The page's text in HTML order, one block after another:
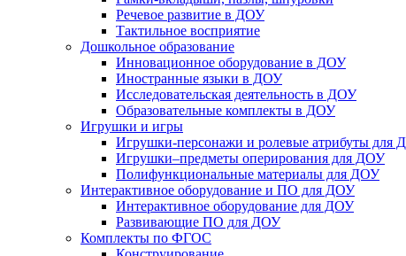
Речевое развитие в ДОУ
Тактильное восприятие
Дошкольное образование
Инновационное оборудование в ДОУ
Иностранные языки в ДОУ
Исследовательская деятельность в ДОУ
Образовательные комплекты в ДОУ
Игрушки и игры
Игрушки-персонажи и ролевые атрибуты для
Игрушки–предметы оперирования для ДОУ
Полифункциональные материалы для ДОУ
Интерактивное оборудование и ПО для ДОУ
Интерактивное оборудование для ДОУ
Развивающие ПО для ДОУ
Комплекты по ФГОС